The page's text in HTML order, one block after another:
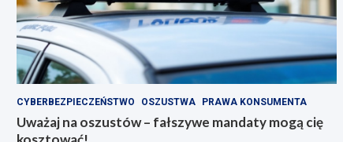
CYBERBEZPIECZEŃSTWO OSZUSTWA PRAWA KONSUMENTA
Uważaj na oszustów – fałszywe mandaty mogą cię